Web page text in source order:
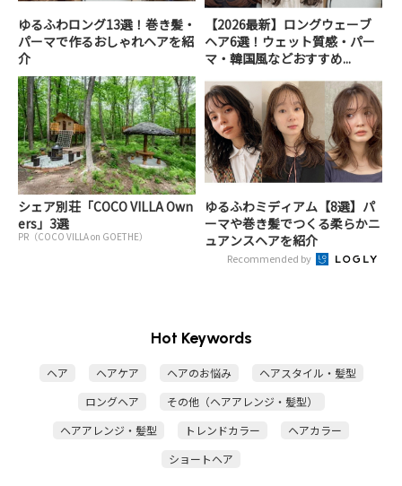
ゆるふわロング13選！巻き髪・
パーマで作るおしゃれヘアを紹
介
【2026最新】ロングウェーブ
ヘア6選！ウェット質感・パー
マ・韓国風などおすすめ...
シェア別荘「COCO VILLA Own
ers」3選
PR（COCO VILLA on GOETHE）
ゆるふわミディアム【8選】パ
ーマや巻き髪でつくる柔らかニ
ュアンスヘアを紹介
Recommended by
Hot Keywords
ヘア ヘアケア ヘアのお悩み
ヘアスタイル・髪型
ロングヘア
その他（ヘアアレンジ・髪型）
ヘアアレンジ・髪型
トレンドカラー
ヘアカラー
ショートヘア